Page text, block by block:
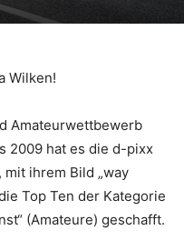
Wilken!
Amateurwettbewerb
2009 hat es die d-pixx
ihrem Bild „way
Top Ten der Kategorie
(Amateure) geschafft.